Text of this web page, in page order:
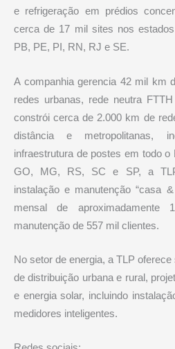
e refrigeração em prédios
cerca de 17 mil sites nos
PB, PE, PI, RN, RJ e SE.
A companhia gerencia 42 mil km
redes urbanas, rede neutra
constrói cerca de 2.000 km de
distância e metropolitanas,
infraestrutura de postes em todo
GO, MG, RS, SC e SP, a
instalação e manutenção “casa
mensal de
manutenção de 557 mil clientes.
No setor de energia, a TLP
de distribuição urbana e rural,
e energia solar, incluindo
medidores inteligentes.